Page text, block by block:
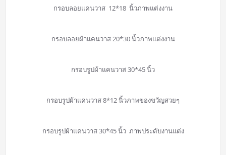
กรอบลอยแคนวาส 12*18 นิ้วภาพแต่งงาน
กรอบลอยผ้าแคนวาส 20*30 นิ้วภาพแต่งงาน
กรอบรูปผ้าแคนวาส 30*45 นิ้ว
กรอบรูปผ้าแคนวาส 8*12 นิ้วภาพของขวัญสวยๆ
กรอบรูปผ้าแคนวาส 30*45 นิ้ว ภาพประดับงานแต่ง